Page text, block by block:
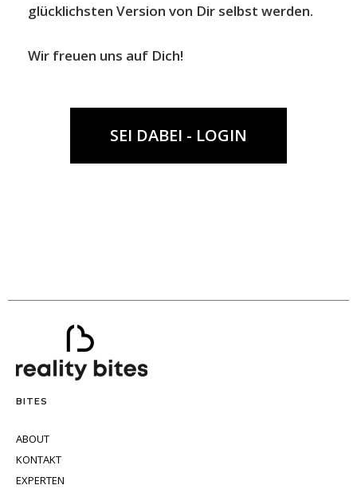
glücklichsten Version von Dir selbst werden.
Wir freuen uns auf Dich!
SEI DABEI - LOGIN
BITES
ABOUT
KONTAKT
EXPERTEN